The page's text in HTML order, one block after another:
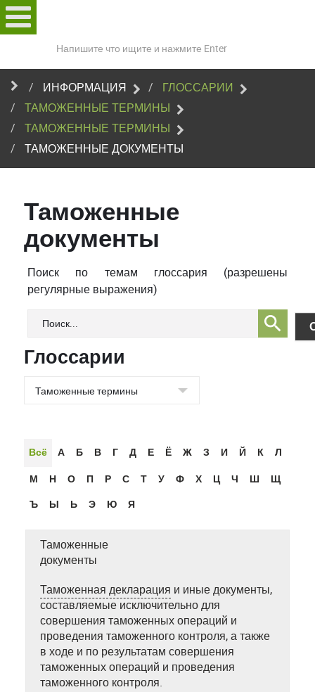
сайту
ИНФОРМАЦИЯ
ГЛОССАРИИ
ТАМОЖЕННЫЕ ТЕРМИНЫ
ТАМОЖЕННЫЕ ТЕРМИНЫ
ТАМОЖЕННЫЕ ДОКУМЕНТЫ
Таможенные
документы
Поиск по темам глоссария (разрешены
регулярные выражения)
Глоссарии
Всё А Б В Г Д Е Ё Ж З И Й К
Л
М
Н О П Р С Т У Ф Х Ц Ч Ш
Щ
Ъ
Ы Ь Э Ю Я
Таможенные
документы
Таможенная декларация и иные документы,
составляемые исключительно для
совершения таможенных операций и
проведения таможенного контроля, а также
в ходе и по результатам совершения
таможенных операций и проведения
таможенного контроля.